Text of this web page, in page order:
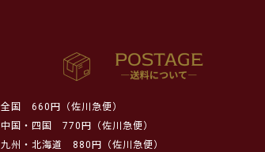
全国
660円（佐川急便）
中国・四国
770円（佐川急便）
九州・北海道
880円（佐川急便）